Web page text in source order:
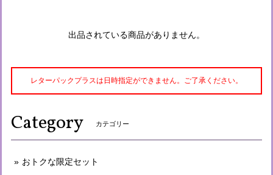
出品されている商品がありません。
レターパックプラスは日時指定ができません。ご了承ください。
Category カテゴリー
おトクな限定セット